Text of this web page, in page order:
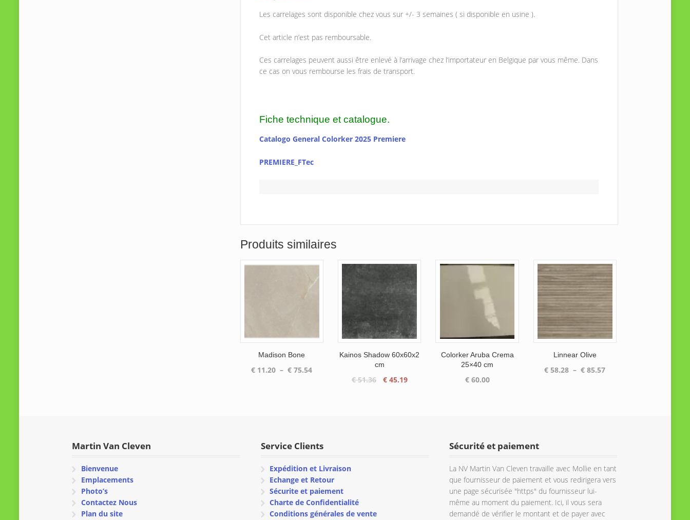
Les carrelages sont disponible chez vous sur +/- 3 semaines ( si disponible en usine ).
Cet article n’est pas remboursable.
Ces carrelages peuvent aussi être enlevé à l’arrivage chez l’importateur en Belgique par vous même. Dans
ce cas on vous rembourse les frais de transport.
Fiche technique et catalogue.
Catalogo General Colorker 2025 Premiere
PREMIERE_FTec
Produits similaires
Madison Bone
€ 11.20 – € 75.54Plage
Kainos Shadow 60x60x2
cm
€51.36
Le
€45.19Le
Colorker Aruba Crema
25×40 cm
€60.00
Linnear Olive
€ 58.28 – € 85.57Plage
Martin Van Cleven
Bienvenue
Emplacements
Photo’s
Contactez Nous
Plan du site
Service Clients
Expédition et Livraison
Echange et Retour
Sécurite et paiement
Charte de Confidentialité
Conditions générales de vente
Sécurité et paiement
La NV Martin Van Cleven travaille avec Mollie en tant
que fournisseur de paiement et vous redirigera vers
une page sécurisée "https" du fournisseur lui-
même au moment du paiement. Ici, il vous sera
demandé de vérifier le montant et de payer avec